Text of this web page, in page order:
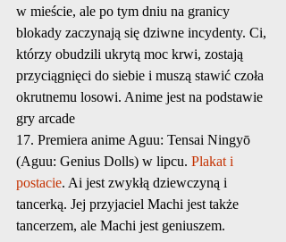
w mieście, ale po tym dniu na granicy
blokady zaczynają się dziwne incydenty. Ci,
którzy obudzili ukrytą moc krwi, zostają
przyciągnięci do siebie i muszą stawić czoła
okrutnemu losowi. Anime jest na podstawie
gry arcade
17. Premiera anime Aguu: Tensai Ningyō
(Aguu: Genius Dolls) w lipcu. Plakat i
postacie. Ai jest zwykłą dziewczyną i
tancerką. Jej przyjaciel Machi jest także
tancerzem, ale Machi jest geniuszem.